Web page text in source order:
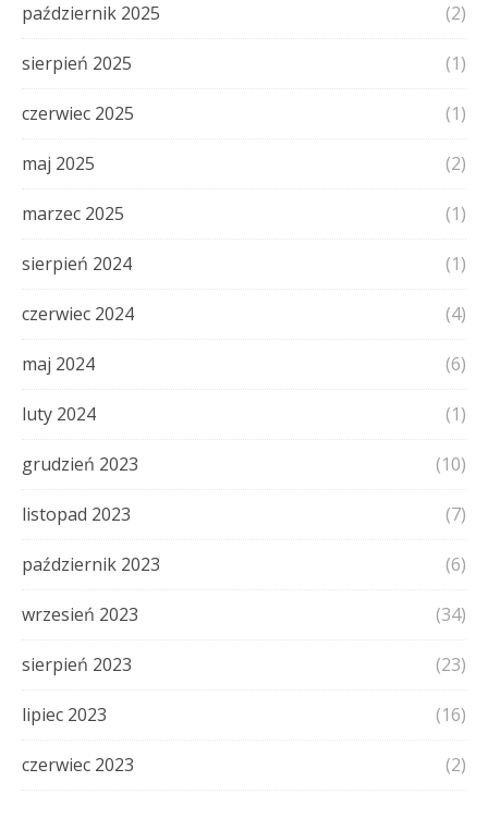
październik 2025 (2)
sierpień 2025 (1)
czerwiec 2025 (1)
maj 2025 (2)
marzec 2025 (1)
sierpień 2024 (1)
czerwiec 2024 (4)
maj 2024 (6)
luty 2024 (1)
grudzień 2023 (10)
listopad 2023 (7)
październik 2023 (6)
wrzesień 2023 (34)
sierpień 2023 (23)
lipiec 2023 (16)
czerwiec 2023 (2)